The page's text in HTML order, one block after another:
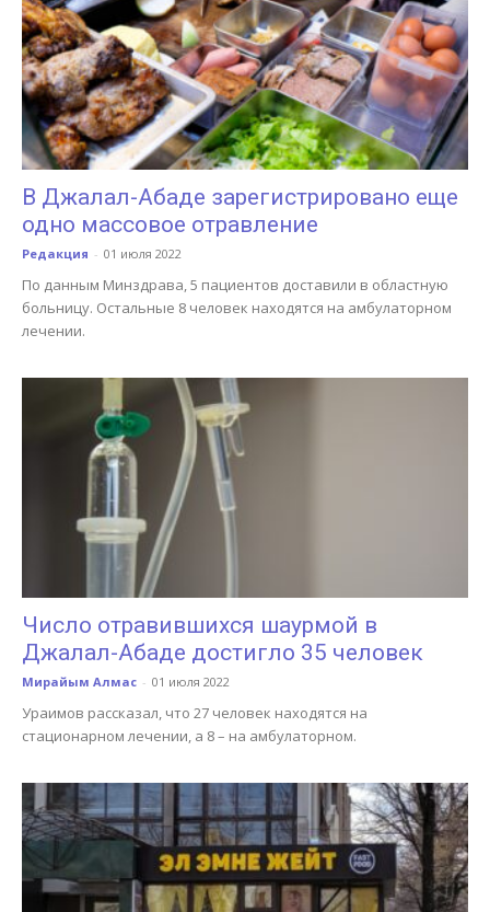
В Джалал-Абаде зарегистрировано еще
одно массовое отравление
Редакция - 01 июля 2022
По данным Минздрава, 5 пациентов доставили в областную
больницу. Остальные 8 человек находятся на амбулаторном
лечении.
Число отравившихся шаурмой в
Джалал-Абаде достигло 35 человек
Мирайым Алмас - 01 июля 2022
Ураимов рассказал, что 27 человек находятся на
стационарном лечении, а 8 – на амбулаторном.